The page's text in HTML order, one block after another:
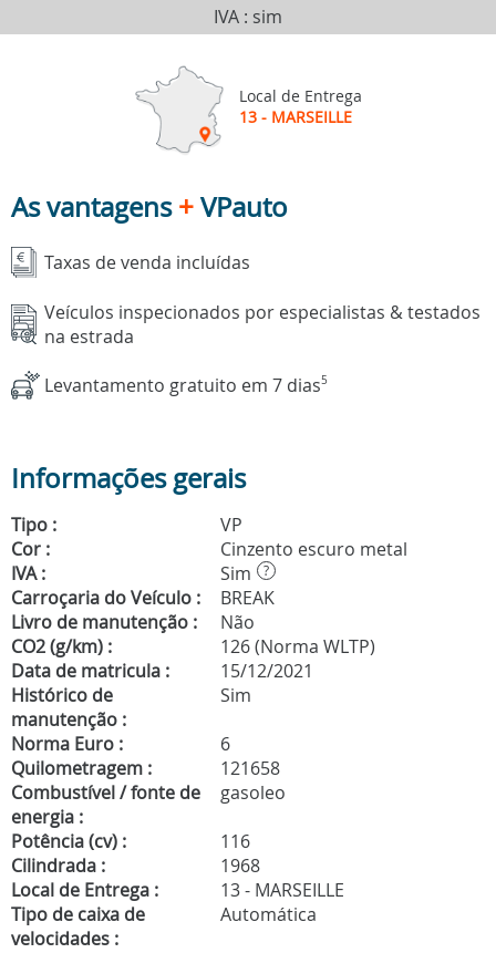
IVA : sim
Local de Entrega
13 - MARSEILLE
As vantagens+VPauto
Taxas de venda incluídas
Veículos inspecionados por especialistas & testados
na estrada
Levantamento gratuito em 7 dias5
Informações gerais
Tipo :
VP
Cor :
Cinzento escuro metal
IVA :
Sim ?
Carroçaria do Veículo :
BREAK
Livro de manutenção :
Não
CO2 (g/km) :
126 (Norma WLTP)
Data de matricula :
15/12/2021
Histórico de
manutenção :
Sim
Norma Euro :
6
Quilometragem :
121658
Combustível / fonte de
energia :
gasoleo
Potência (cv) :
116
Cilindrada :
1968
Local de Entrega :
13 - MARSEILLE
Tipo de caixa de
velocidades :
Automática